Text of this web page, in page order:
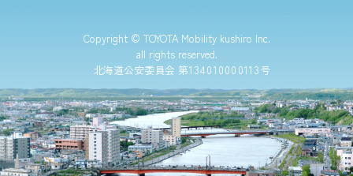
Copyright © TOYOTA Mobility kushiro Inc.
all rights reserved.
北海道公安委員会 第134010000113号